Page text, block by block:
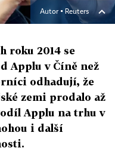
Autor ▪ Reuters
roku 2014 se
Applu v Číně než
odhadují, že
zemi prodalo až
Applu na trhu v
i další